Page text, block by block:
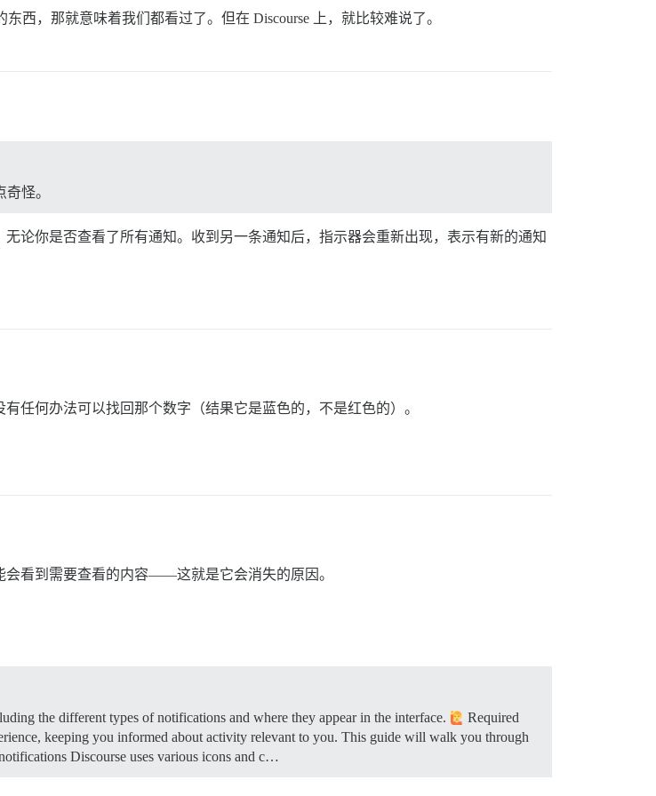
西，那就意味着我们都看过了。但在 Discourse 上，就比较难说了。
怪。
论你是否查看了所有通知。收到另一条通知后，指示器会重新出现，表示有新的通知
任何办法可以找回那个数字（结果它是蓝色的，不是红色的）。
看到需要查看的内容——这就是它会消失的原因。
the different types of notifications and where they appear in the interface.
Required
keeping you informed about activity relevant to you. This guide will walk you through
Discourse uses various icons and c…